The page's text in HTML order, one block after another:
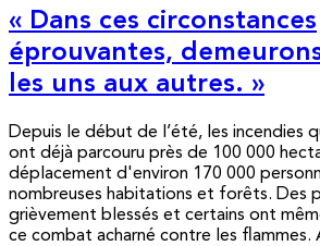
« Dans ces circonstances
éprouvantes,
les uns aux autres. »
Depuis le début de l’été, les incendies
ont déjà parcouru près de 100 000
déplacement d'environ 170 000
nombreuses habitations et forêts. Des
grièvement blessés et certains ont
ce combat acharné contre les flammes.